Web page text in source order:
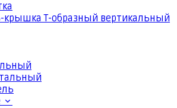
крышка Т-образный вертикальный